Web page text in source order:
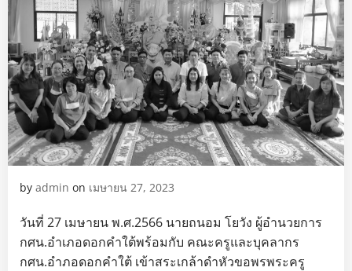
by admin on เมษายน 27, 2023
วันที่ 27 เมษายน พ.ศ.2566 นายถนอม โยวัง ผู้อำนวยการ
กศน.อำเภอดอกคำใต้พร้อมกับ คณะครูและบุคลากร
กศน.อำภอดอกคำใต้ เข้าสระเกล้าดำหัวขอพรพระครู